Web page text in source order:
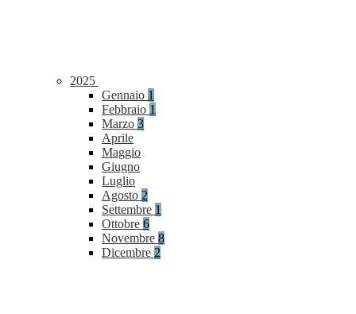
2025
Gennaio 1
Febbraio 1
Marzo 3
Aprile
Maggio
Giugno
Luglio
Agosto 2
Settembre 1
Ottobre 6
Novembre 8
Dicembre 2